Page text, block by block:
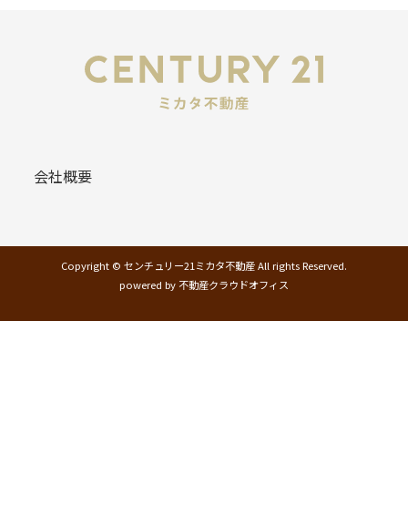
会社概要
Copyright © センチュリー21ミカタ不動産 All rights Reserved.
powered by 不動産クラウドオフィス